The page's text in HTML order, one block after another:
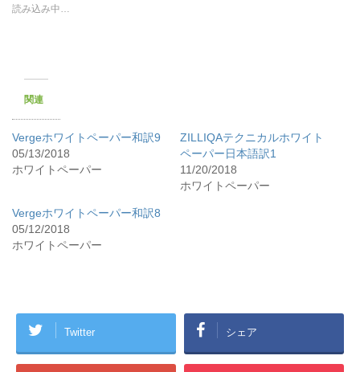
読み込み中…
関連
Vergeホワイトペーパー和訳9
05/13/2018
ホワイトペーパー
ZILLIQAテクニカルホワイト
ペーパー日本語訳1
11/20/2018
ホワイトペーパー
Vergeホワイトペーパー和訳8
05/12/2018
ホワイトペーパー
Twitter シェア